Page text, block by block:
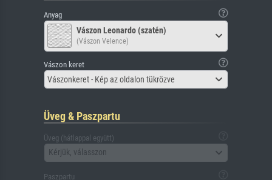
Anyag
Vászon Leonardo (szatén)
(Vászon Velence)
Vászon keret
Vászonkeret - Kép az oldalon tükrözve
Üveg & Paszpartu
Üveg (hátlappal együtt)
Kérjük, válasszon
Paszpartu